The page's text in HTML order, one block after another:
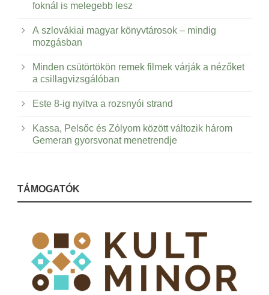
foknál is melegebb lesz
A szlovákiai magyar könyvtárosok – mindig
mozgásban
Minden csütörtökön remek filmek várják a nézőket
a csillagvizsgálóban
Este 8-ig nyitva a rozsnyói strand
Kassa, Pelsőc és Zólyom között változik három
Gemeran gyorsvonat menetrendje
TÁMOGATÓK